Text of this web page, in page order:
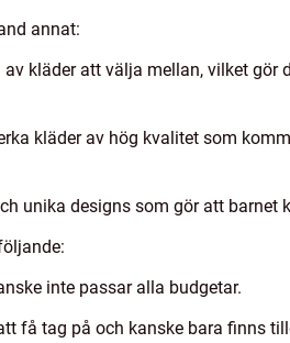
annat:
kläder att välja mellan, vilket
kläder av hög kvalitet som
unika designs som gör att barnet
inte passar alla budgetar.
få tag på och kanske bara finns